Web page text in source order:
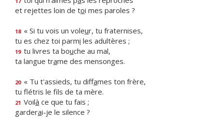
et rejettes loin de toi mes paroles ?
18 « Si tu vois un voleur, tu fraternises,
tu es chez toi parmi les adultères ;
19 tu livres ta bouche au mal,
ta langue trame des mensonges.
20 « Tu t'assieds, tu diffames ton frère,
tu flétris le fls de ta mère.
21 Voilà ce que tu fais ;
garderai-je le silence ?